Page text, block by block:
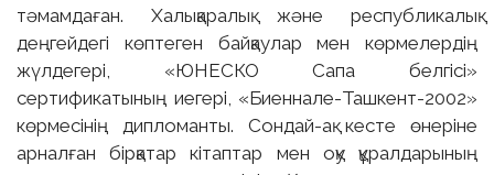
тәмамдаған. Халықаралық және республикалық
деңгейдегі көптеген байқаулар мен көрмелердің
жүлдегері, «ЮНЕСКО Сапа белгісі»
сертификатының иегері, «Биеннале-Ташкент-2002»
көрмесінің дипломанты. Сондай-ақ кесте өнеріне
арналған бірқатар кітаптар мен оқу құралдарының